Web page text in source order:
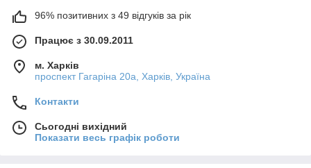
96% позитивних з 49 відгуків за рік
Працює з 30.09.2011
м. Харків
проспект Гагаріна 20а, Харків, Україна
Контакти
Сьогодні вихідний
Показати весь графік роботи